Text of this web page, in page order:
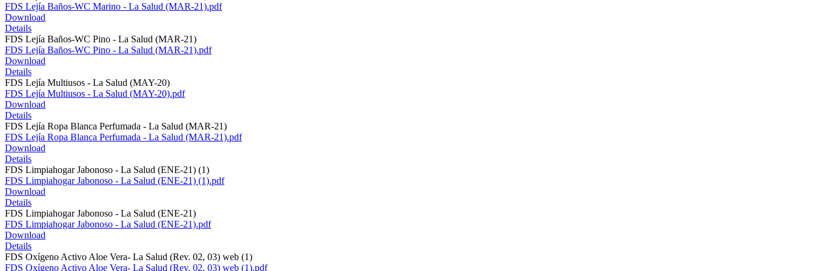
FDS Lejía Baños-WC Marino - La Salud (MAR-21).pdf
Download
Details
FDS Lejía Baños-WC Pino - La Salud (MAR-21)
FDS Lejía Baños-WC Pino - La Salud (MAR-21).pdf
Download
Details
FDS Lejía Multiusos - La Salud (MAY-20)
FDS Lejía Multiusos - La Salud (MAY-20).pdf
Download
Details
FDS Lejía Ropa Blanca Perfumada - La Salud (MAR-21)
FDS Lejía Ropa Blanca Perfumada - La Salud (MAR-21).pdf
Download
Details
FDS Limpiahogar Jabonoso - La Salud (ENE-21) (1)
FDS Limpiahogar Jabonoso - La Salud (ENE-21) (1).pdf
Download
Details
FDS Limpiahogar Jabonoso - La Salud (ENE-21)
FDS Limpiahogar Jabonoso - La Salud (ENE-21).pdf
Download
Details
FDS Oxígeno Activo Aloe Vera- La Salud (Rev. 02, 03) web (1)
FDS Oxígeno Activo Aloe Vera- La Salud (Rev. 02, 03) web (1).pdf